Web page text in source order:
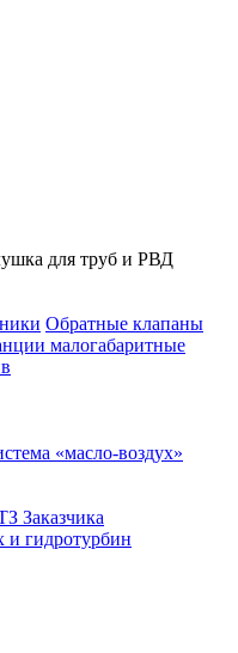
для труб и РВД
Обратные клапаны
малогабаритные
«масло-воздух»
Заказчика
и гидротурбин